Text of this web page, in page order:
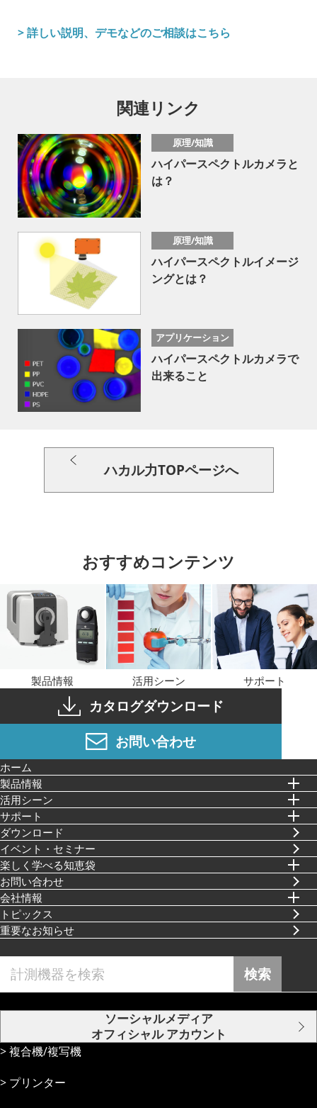
> 詳しい説明、デモなどのご相談はこちら
関連リンク
原理/知識
ハイパースペクトルカメラと
は？
原理/知識
ハイパースペクトルイメージ
ングとは？
アプリケーション
ハイパースペクトルカメラで
出来ること
ハカル力TOPページへ
おすすめコンテンツ
製品情報 活用シーン サポート
カタログダウンロード
お問い合わせ
ホーム
製品情報
活⽤シーン
イベント・セミナー
楽しく学べる知恵袋
サポート
お問い合わせ
ダウンロード
会社情報
トピックス
重要なお知らせ
検索
ソーシャルメディア
オフィシャル アカウント
複合機/複写機
プリンター